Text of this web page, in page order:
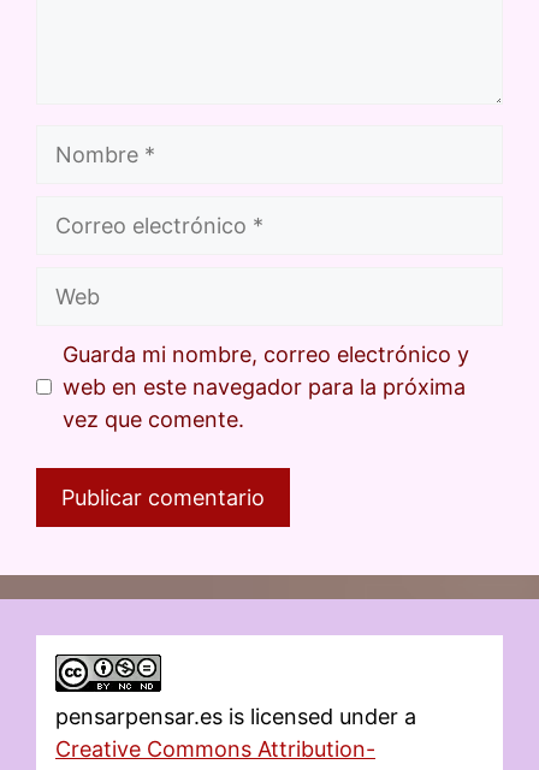
Guarda mi nombre, correo electrónico y
web en este navegador para la próxima
vez que comente.
pensarpensar.es is licensed under a
Creative Commons Attribution-